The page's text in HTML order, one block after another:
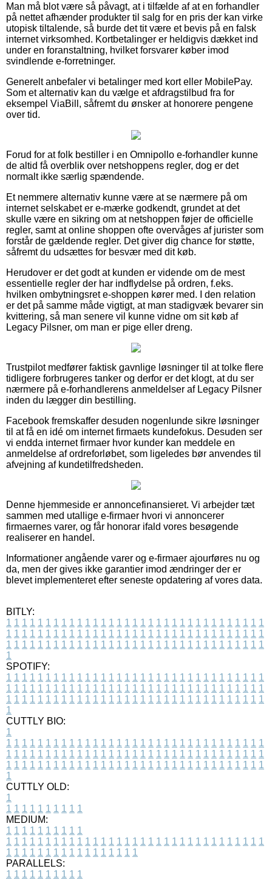
Man må blot være så påvagt, at i tilfælde af at en forhandler
på nettet afhænder produkter til salg for en pris der kan virke
utopisk tiltalende, så burde det tit være et bevis på en falsk
internet virksomhed. Kortbetalinger er heldigvis dækket ind
under en foranstaltning, hvilket forsvarer køber imod
svindlende e-forretninger.
Generelt anbefaler vi betalinger med kort eller MobilePay.
Som et alternativ kan du vælge et afdragstilbud fra for
eksempel ViaBill, såfremt du ønsker at honorere pengene
over tid.
Forud for at folk bestiller i en Omnipollo e-forhandler kunne
de altid få overblik over netshoppens regler, dog er det
normalt ikke særlig spændende.
Et nemmere alternativ kunne være at se nærmere på om
internet selskabet er e-mærke godkendt, grundet at det
skulle være en sikring om at netshoppen føjer de officielle
regler, samt at online shoppen ofte overvåges af jurister som
forstår de gældende regler. Det giver dig chance for støtte,
såfremt du udsættes for besvær med dit køb.
Herudover er det godt at kunden er vidende om de mest
essentielle regler der har indflydelse på ordren, f.eks.
hvilken ombytningsret e-shoppen kører med. I den relation
er det på samme måde vigtigt, at man stadigvæk bevarer sin
kvittering, så man senere vil kunne vidne om sit køb af
Legacy Pilsner, om man er pige eller dreng.
Trustpilot medfører faktisk gavnlige løsninger til at tolke flere
tidligere forbrugeres tanker og derfor er det klogt, at du ser
nærmere på e-forhandlerens anmeldelser af Legacy Pilsner
inden du lægger din bestilling.
Facebook fremskaffer desuden nogenlunde sikre løsninger
til at få en idé om internet firmaets kundefokus. Desuden ser
vi endda internet firmaer hvor kunder kan meddele en
anmeldelse af ordreforløbet, som ligeledes bør anvendes til
afvejning af kundetilfredsheden.
Denne hjemmeside er annoncefinansieret. Vi arbejder tæt
sammen med utallige e-firmaer hvori vi annoncerer
firmaernes varer, og får honorar ifald vores besøgende
realiserer en handel.
Informationer angående varer og e-firmaer ajourføres nu og
da, men der gives ikke garantier imod ændringer der er
blevet implementeret efter seneste opdatering af vores data.
BITLY:
1 1 1 1 1 1 1 1 1 1 1 1 1 1 1 1 1 1 1 1 1 1 1 1 1 1 1 1 1 1 1 1 1
1 1 1 1 1 1 1 1 1 1 1 1 1 1 1 1 1 1 1 1 1 1 1 1 1 1 1 1 1 1 1 1 1
1 1 1 1 1 1 1 1 1 1 1 1 1 1 1 1 1 1 1 1 1 1 1 1 1 1 1 1 1 1 1 1 1
1
SPOTIFY:
1 1 1 1 1 1 1 1 1 1 1 1 1 1 1 1 1 1 1 1 1 1 1 1 1 1 1 1 1 1 1 1 1
1 1 1 1 1 1 1 1 1 1 1 1 1 1 1 1 1 1 1 1 1 1 1 1 1 1 1 1 1 1 1 1 1
1 1 1 1 1 1 1 1 1 1 1 1 1 1 1 1 1 1 1 1 1 1 1 1 1 1 1 1 1 1 1 1 1
1
CUTTLY BIO:
1
1 1 1 1 1 1 1 1 1 1 1 1 1 1 1 1 1 1 1 1 1 1 1 1 1 1 1 1 1 1 1 1 1
1 1 1 1 1 1 1 1 1 1 1 1 1 1 1 1 1 1 1 1 1 1 1 1 1 1 1 1 1 1 1 1 1
1 1 1 1 1 1 1 1 1 1 1 1 1 1 1 1 1 1 1 1 1 1 1 1 1 1 1 1 1 1 1 1 1
1
CUTTLY OLD:
1
1 1 1 1 1 1 1 1 1 1
MEDIUM:
1 1 1 1 1 1 1 1 1 1
1 1 1 1 1 1 1 1 1 1 1 1 1 1 1 1 1 1 1 1 1 1 1 1 1 1 1 1 1 1 1 1 1
1 1 1 1 1 1 1 1 1 1 1 1 1 1 1 1 1
PARALLELS:
1 1 1 1 1 1 1 1 1 1